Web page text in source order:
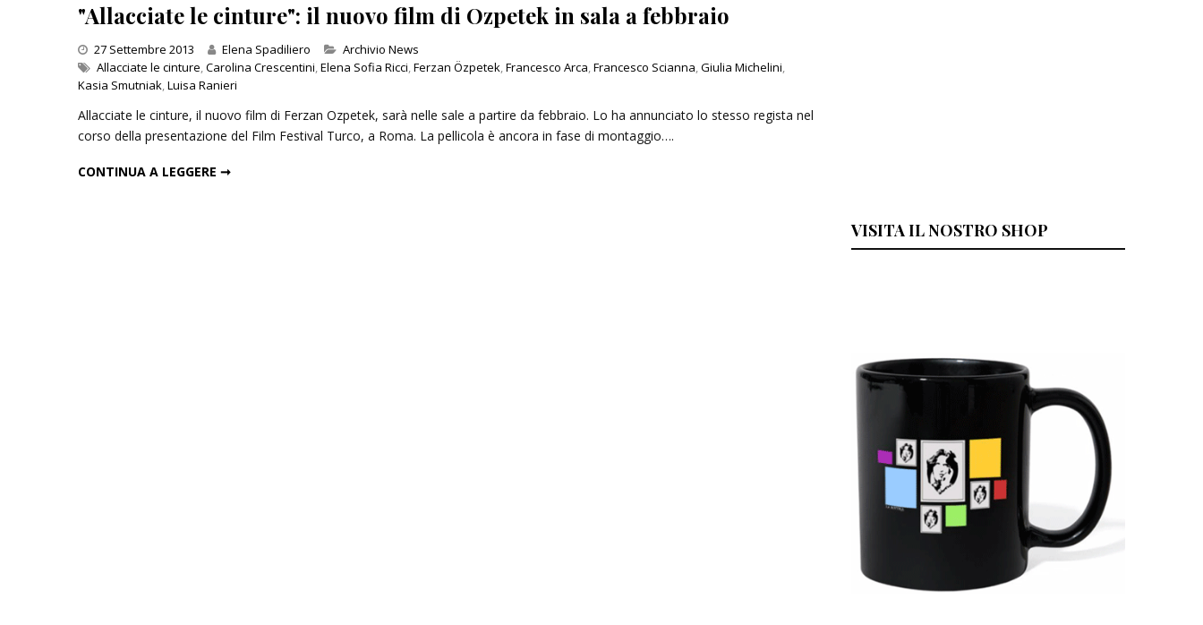
"Allacciate le cinture": il nuovo film di Ozpetek in sala a febbraio
27 Settembre 2013 Elena Spadiliero Categories
Archivio News
Allacciate le cinture,Carolina Crescentini,Elena Sofia Ricci,Ferzan Özpetek,Francesco Arca,Francesco Scianna,Giulia Michelini,
Kasia Smutniak,Luisa Ranieri
Allacciate le cinture, il nuovo film di Ferzan Ozpetek, sarà nelle sale a partire da febbraio. Lo ha annunciato lo stesso regista nel
corso della presentazione del Film Festival Turco, a Roma. La pellicola è ancora in fase di montaggio….
CONTINUA A LEGGERE ➞
VISITA IL NOSTRO SHOP